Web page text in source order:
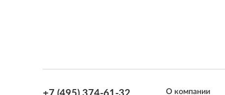
О компании